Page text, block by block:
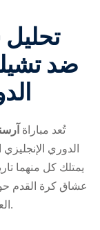
ضد
تُعد مباراة
الدوري
يمتلك كل منهما
عشاق كرة القدم
العالي، القوة البدنية، والمهارات الفردية المميزة.